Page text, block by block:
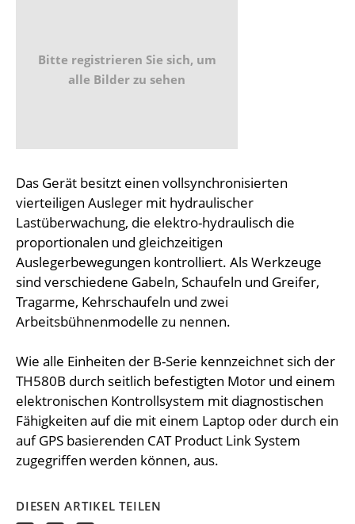
Bitte registrieren Sie sich, um
alle Bilder zu sehen
Das Gerät besitzt einen vollsynchronisierten
vierteiligen Ausleger mit hydraulischer
Lastüberwachung, die elektro-hydraulisch die
proportionalen und gleichzeitigen
Auslegerbewegungen kontrolliert. Als Werkzeuge
sind verschiedene Gabeln, Schaufeln und Greifer,
Tragarme, Kehrschaufeln und zwei
Arbeitsbühnenmodelle zu nennen.
Wie alle Einheiten der B-Serie kennzeichnet sich der
TH580B durch seitlich befestigten Motor und einem
elektronischen Kontrollsystem mit diagnostischen
Fähigkeiten auf die mit einem Laptop oder durch ein
auf GPS basierenden CAT Product Link System
zugegriffen werden können, aus.
DIESEN ARTIKEL TEILEN